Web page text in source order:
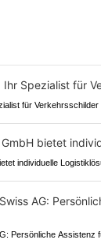
für Verkehrsschilder
individuelle
Persönliche Assistenz